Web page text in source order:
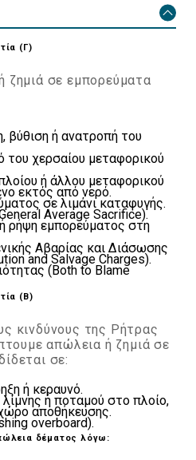
(Γ)
ζημιά σε εμπορεύματα
βύθιση ή ανατροπή του
του χερσαίου μεταφορικού
ή άλλου μεταφορικού
εκτός από νερό.
σε λιμάνι καταφυγής.
Average Sacrifice).
ρήψη εμπορεύματος στη
Αβαρίας και Διάσωσης
and Salvage Charges).
(Both to Blame
(Β)
κινδύνους της Ρήτρας
απώλεια ή ζημιά σε
σε:
ή κεραυνό.
ή ποταμού στο πλοίο,
αποθήκευσης.
overboard).
δέματος λόγω: